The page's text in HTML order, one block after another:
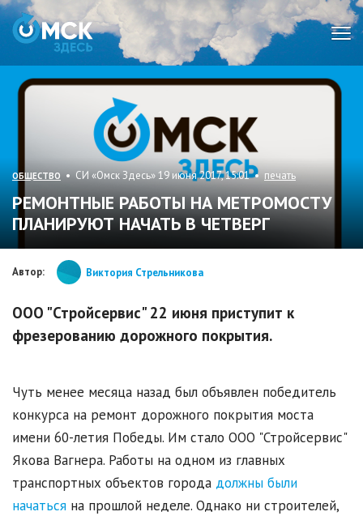
ОБЩЕСТВО • СИ «Омск Здесь» 19 июня 2017, 15:01 • печать
РЕМОНТНЫЕ РАБОТЫ НА МЕТРОМОСТУ
ПЛАНИРУЮТ НАЧАТЬ В ЧЕТВЕРГ
Автор: Виктория Стрельникова
ООО "Стройсервис" 22 июня приступит к
фрезерованию дорожного покрытия.
Чуть менее месяца назад был объявлен победитель
конкурса на ремонт дорожного покрытия моста
имени 60-летия Победы. Им стало ООО "Стройсервис"
Якова Вагнера. Работы на одном из главных
транспортных объектов города должны были
начаться на прошлой неделе. Однако ни строителей,